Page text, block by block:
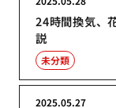
24時間換気、
説
未分類
2025.05.27